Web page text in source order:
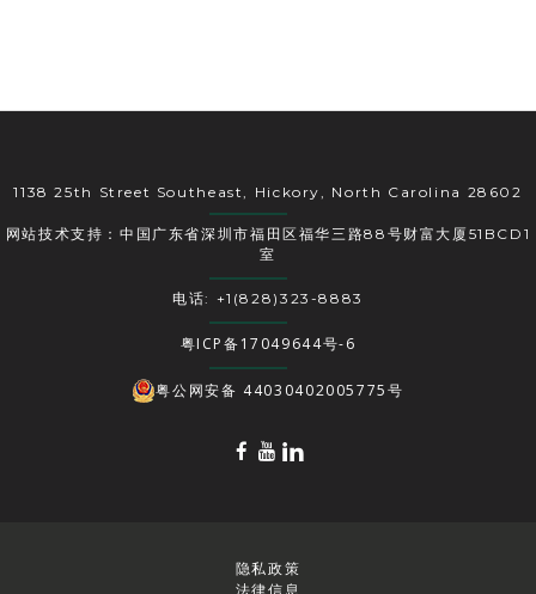
1138 25th Street Southeast, Hickory, North Carolina 28602
网站技术支持：中国广东省深圳市福田区福华三路88号财富大厦51BCD1
室
电话: +1(828)323-8883
粤ICP备17049644号-6
粤公网安备 44030402005775号
隐私政策
法律信息